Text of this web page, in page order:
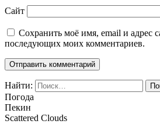
Сайт
Сохранить моё имя, email и адрес
последующих моих комментариев.
Найти:
Погода
Пекин
Scattered Clouds